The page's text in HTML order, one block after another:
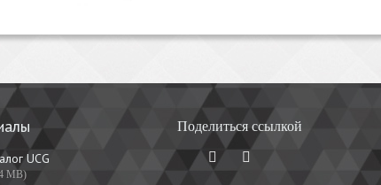
UCG
MB)
Поделиться ссылкой